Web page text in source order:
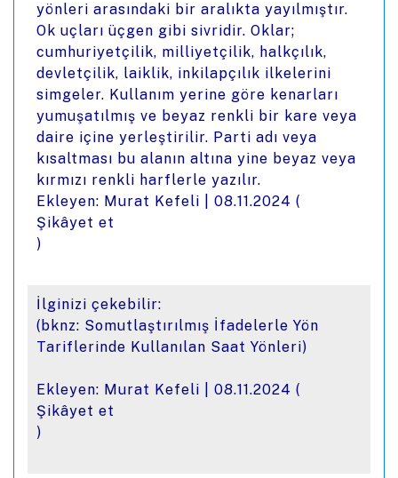
yönleri arasındaki bir aralıkta yayılmıştır.
Ok uçları üçgen gibi sivridir. Oklar;
cumhuriyetçilik, milliyetçilik, halkçılık,
devletçilik, laiklik, inkilapçılık ilkelerini
simgeler. Kullanım yerine göre kenarları
yumuşatılmış ve beyaz renkli bir kare veya
daire içine yerleştirilir. Parti adı veya
kısaltması bu alanın altına yine beyaz veya
kırmızı renkli harflerle yazılır.
Ekleyen: Murat Kefeli | 08.11.2024 (
Şikâyet et
)
İlginizi çekebilir:
(bknz: Somutlaştırılmış İfadelerle Yön
Tariflerinde Kullanılan Saat Yönleri)
Ekleyen: Murat Kefeli | 08.11.2024 (
Şikâyet et
)